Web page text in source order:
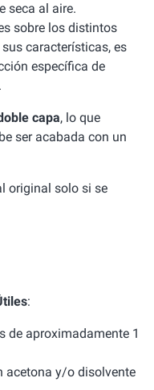
seca al aire.
sobre los distintos
características, es
específica de
.
capa, lo que
ser acabada con un
original solo si se
:
de aproximadamente 1
acetona y/o disolvente